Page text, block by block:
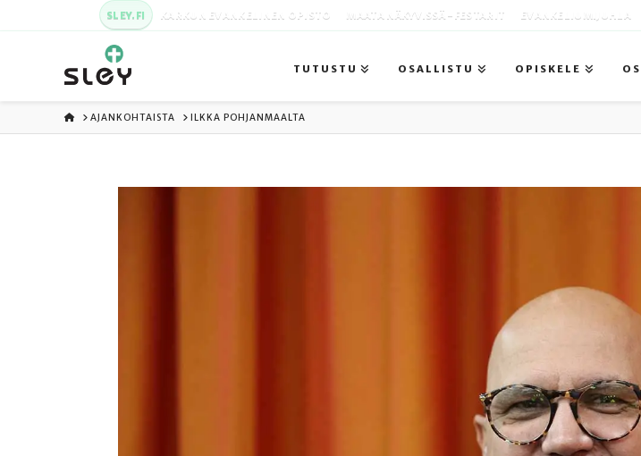
SLEY.FI KARKUN EVANKELINEN OPISTO MAATA NÄKYVISSÄ -FESTARIT EVANKELIUMIJUHLA
TUTUSTU OSALLISTU OPISKELE
ETUSIVU
AJANKOHTAISTA ILKKA POHJANMAALTA